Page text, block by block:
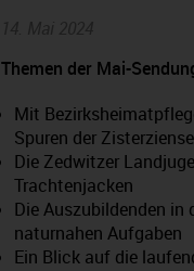
Themen der Mai-
Mit
Spuren der
Die Zedwitzer
Trachtenjacken
Die Auszubildenden
naturnahen Aufgaben
Ein Blick auf die